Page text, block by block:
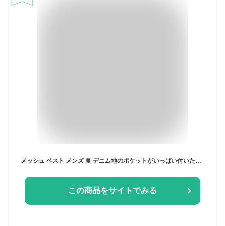
メッシュ ベスト メンズ 夏 デニム地のポケットがいっぱい付いた多機能ベスト。5ポケット M L LL 3L 4L ブルー ネイビー 162002
この商品をサイトでみる